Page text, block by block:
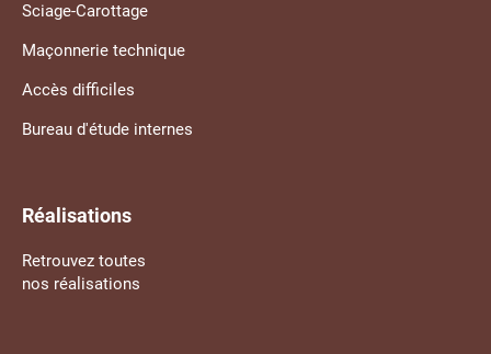
Sciage-Carottage
Maçonnerie technique
Accès difficiles
Bureau d'étude internes
Réalisations
Retrouvez toutes
nos réalisations